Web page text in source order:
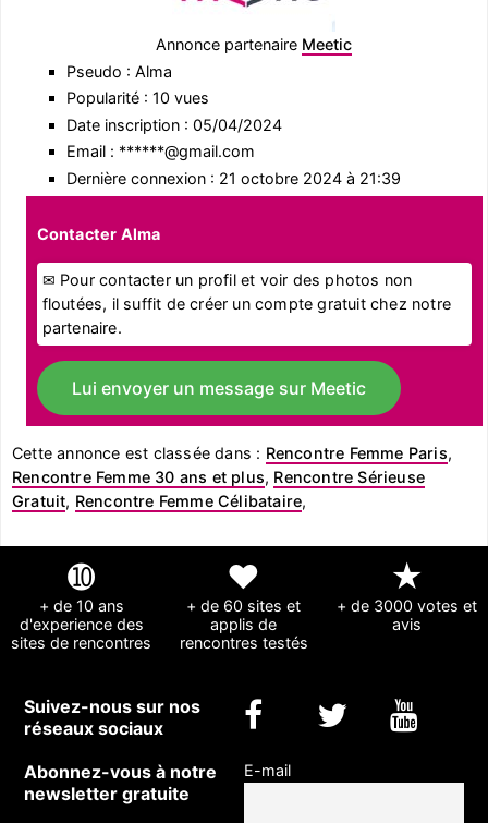
Annonce partenaire Meetic
Pseudo : Alma
Popularité : 10 vues
Date inscription : 05/04/2024
Email : ******@gmail.com
Dernière connexion : 21 octobre 2024 à 21:39
Contacter Alma
✉ Pour contacter un profil et voir des photos non
floutées, il suffit de créer un compte gratuit chez notre
partenaire.
Lui envoyer un message sur Meetic
Cette annonce est classée dans : Rencontre Femme Paris,
Rencontre Femme 30 ans et plus, Rencontre Sérieuse
Gratuit, Rencontre Femme Célibataire,
➓
+ de 10 ans
d'experience des
sites de rencontres
❤
+ de 60 sites et
applis de
rencontres testés
★
+ de 3000 votes et
avis
Suivez-nous sur nos
réseaux sociaux
Abonnez-vous à notre
newsletter gratuite
E-mail